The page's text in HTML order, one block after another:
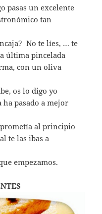
pasas un excelente
tan
No te líes, … te
última pincelada
con un oliva
os lo digo yo
ha pasado a mejor
prometía al principio
te las ibas a
empezamos.